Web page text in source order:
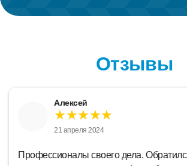
Отзывы
Алексей
★★★★★
21 апреля 2024
Профессионалы своего дела.